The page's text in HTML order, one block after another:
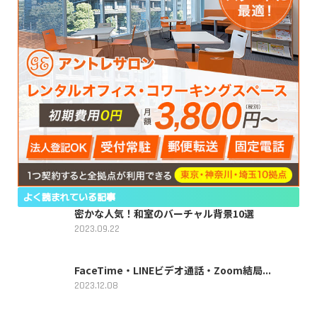
よく読まれている記事
密かな人気！和室のバーチャル背景10選
2023.09.22
FaceTime・LINEビデオ通話・Zoom結局...
2023.12.08